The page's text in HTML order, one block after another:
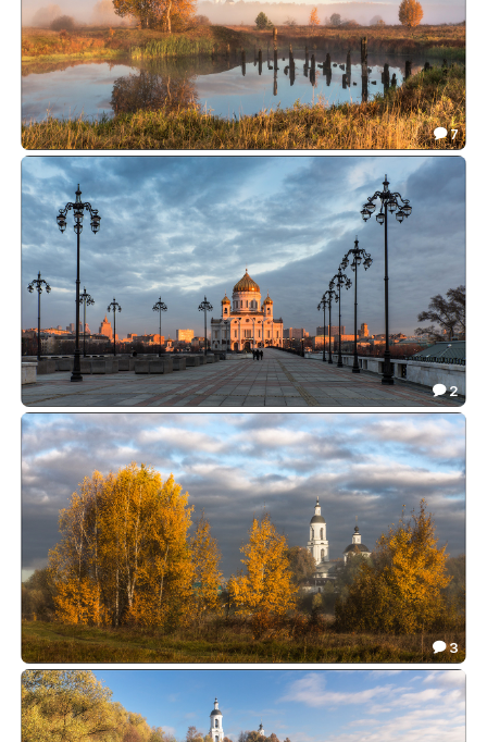
Маленькое озеро
96.09
 7
У Патриаршего моста
53.68
 2
Уж небо осенью дышало
96.92
 3